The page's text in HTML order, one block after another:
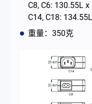
C8, C6: 130.55L
C14, C18:
重量：350克